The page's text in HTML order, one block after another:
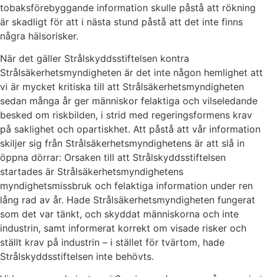
tobaksförebyggande information skulle påstå att rökning
är skadligt för att i nästa stund påstå att det inte finns
några hälsorisker.
När det gäller Strålskyddsstiftelsen kontra
Strålsäkerhetsmyndigheten är det inte någon hemlighet att
vi är mycket kritiska till att Strålsäkerhetsmyndigheten
sedan många år ger människor felaktiga och vilseledande
besked om riskbilden, i strid med regeringsformens krav
på saklighet och opartiskhet. Att påstå att vår information
skiljer sig från Strålsäkerhetsmyndighetens är att slå in
öppna dörrar: Orsaken till att Strålskyddsstiftelsen
startades är Strålsäkerhetsmyndighetens
myndighetsmissbruk och felaktiga information under ren
lång rad av år. Hade Strålsäkerhetsmyndigheten fungerat
som det var tänkt, och skyddat människorna och inte
industrin, samt informerat korrekt om visade risker och
ställt krav på industrin – i stället för tvärtom, hade
Strålskyddsstiftelsen inte behövts.